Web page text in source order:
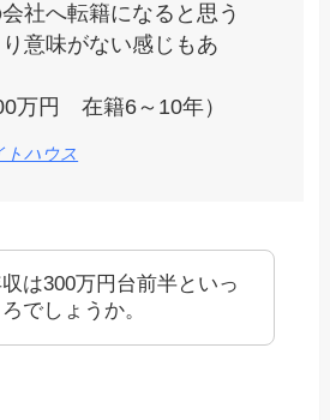
社へ転籍になると思う
意味がない感じもあ
万円 在籍6～10年）
トハウス
は300万円台前半といっ
でしょうか。